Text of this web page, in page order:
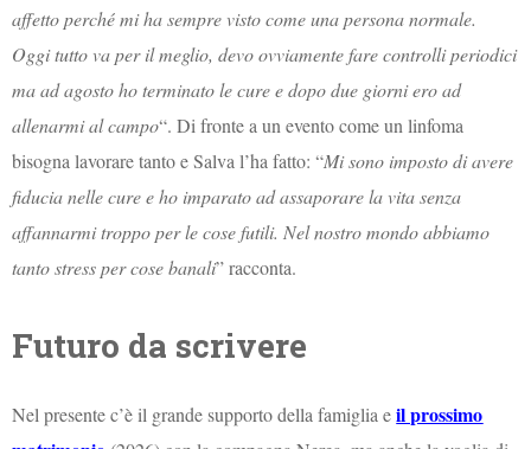
affetto perché mi ha sempre visto come una persona normale.
Oggi tutto va per il meglio, devo ovviamente fare controlli periodici
ma ad agosto ho terminato le cure e dopo due giorni ero ad
allenarmi al campo“. Di fronte a un evento come un linfoma
bisogna lavorare tanto e Salva l’ha fatto: “Mi sono imposto di avere
fiducia nelle cure e ho imparato ad assaporare la vita senza
affannarmi troppo per le cose futili. Nel nostro mondo abbiamo
tanto stress per cose banali” racconta.
Futuro da scrivere
Nel presente c’è il grande supporto della famiglia eil prossimo